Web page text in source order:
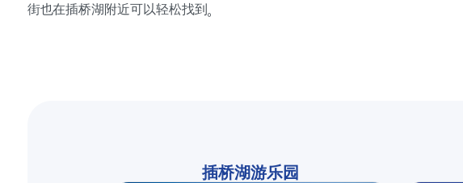
街也在插桥湖附近可以轻松找到。
插桥湖游乐园